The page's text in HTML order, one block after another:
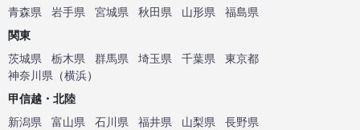
青森県
岩手県 宮城県 秋田県 山形県
福島県
関東
茨城県
栃木県 群馬県 埼玉県 千葉県
東京都
神奈川県 （横浜）
甲信越・北陸
新潟県
富山県 石川県 福井県 山梨県
長野県